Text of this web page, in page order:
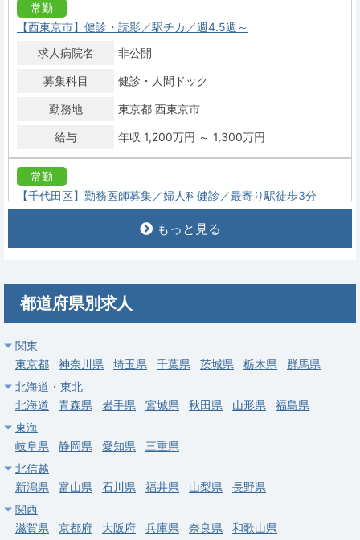
常勤
【西東京市】健診・読影／駅チカ／週4.5週～
求人病院名
非公開
募集科目 健診・人間ドック
勤務地 東京都 西東京市
給与 年収 1,200万円 ～ 1,300万円
常勤
【千代田区】勤務医師募集／婦人科健診／最寄り駅徒歩3分
非公開
募集科目 健診・人間ドック
給与
常勤
【江東区】人間ドック・健診・／都心にあるクリニックでのご勤
務です。
求人病院名
非公開
給与 年収 1,400万円 ～
常勤
もっと見る
都道府県別求人
関東
東京都
神奈川県 埼玉県 千葉県 茨城県 栃木県
群馬県
北海道・東北
北海道
青森県 岩手県 宮城県 秋田県 山形県
福島県
東海
岐阜県
静岡県 愛知県
三重県
北信越
新潟県
富山県 石川県 福井県 山梨県
長野県
関西
滋賀県
京都府 大阪府 兵庫県 奈良県
和歌山県